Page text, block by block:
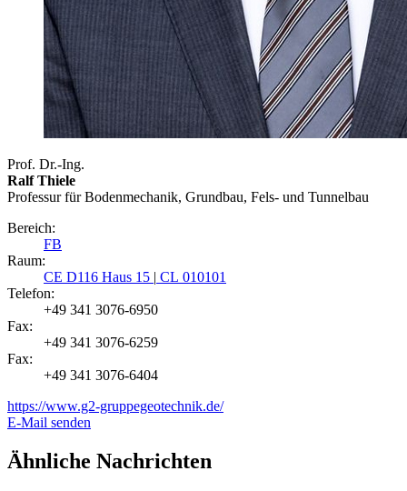
Prof. Dr.-Ing.
Ralf Thiele
Professur für Bodenmechanik, Grundbau, Fels- und Tunnelbau
Bereich:
FB
Raum:
CE D116 Haus 15
CL 010101
Telefon:
+49 341 3076-6950
Fax:
+49 341 3076-6259
Fax:
+49 341 3076-6404
https://www.g2-gruppegeotechnik.de/
E-Mail senden
Ähnliche Nachrichten